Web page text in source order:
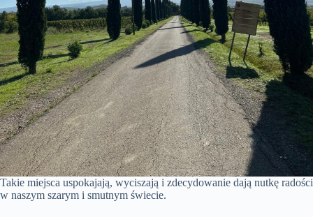
Takie miejsca uspokajają, wyciszają i zdecydowanie dają nutkę radości
w naszym szarym i smutnym świecie.